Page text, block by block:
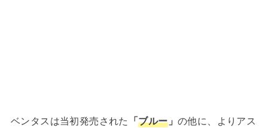
ベンタスは当初発売された 「ブルー」 の他に、よりアス